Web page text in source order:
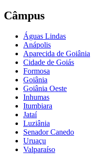
Câmpus
Águas Lindas
Anápolis
Aparecida de Goiânia
Cidade de Goiás
Formosa
Goiânia
Goiânia Oeste
Inhumas
Itumbiara
Jataí
Luziânia
Senador Canedo
Uruaçu
Valparaíso